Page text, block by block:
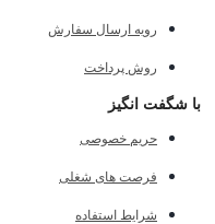
رویه ارسال سفارش
روش پرداخت
با شگفت انگیز
حریم خصوصی
فرصت های شغلی
شرایط استفاده